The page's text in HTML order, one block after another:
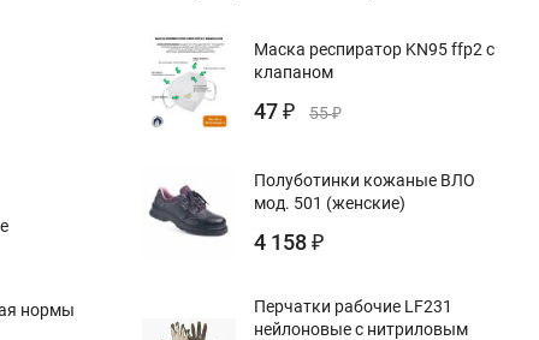
нормы
Маска респиратор KN95 ffp2 с
клапаном
47 ₽ 55₽
Полуботинки кожаные ВЛО
мод. 501 (женские)
4 158 ₽
Перчатки рабочие LF231
нейлоновые с нитриловым